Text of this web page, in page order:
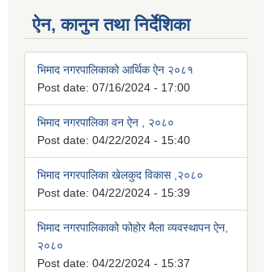
ऐन, कानुन तथा निर्देशिका
भिमाद नगरपालिकाको आर्थिक ऐन २०८१
Post date: 07/16/2024 - 17:00
भिमाद नगरपालिका वन ऐन , २०८०
Post date: 04/22/2024 - 15:40
भिमाद नगरपालिका खेलकुद विकास ,२०८०
Post date: 04/22/2024 - 15:39
भिमाद नगरपालिकाको फोहोर मैला व्यवस्थापन ऐन,
२०८०
Post date: 04/22/2024 - 15:37